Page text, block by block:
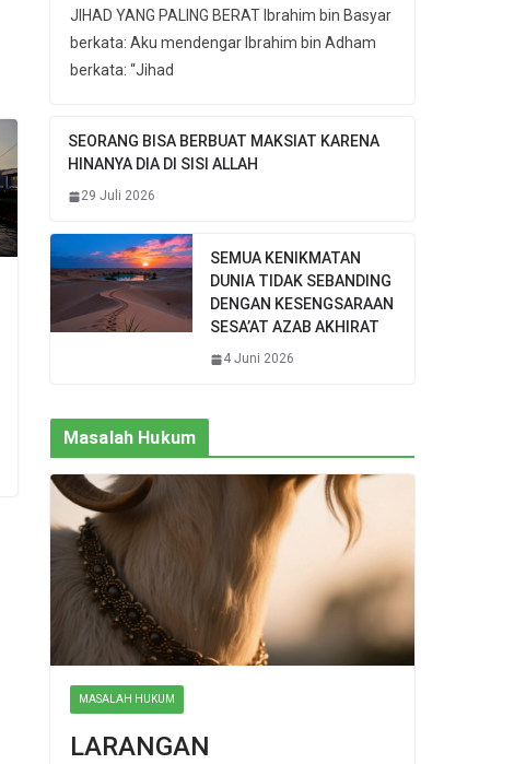
JIHAD YANG PALING BERAT Ibrahim bin Basyar
berkata: Aku mendengar Ibrahim bin Adham
berkata: “Jihad
SEORANG BISA BERBUAT MAKSIAT KARENA
HINANYA DIA DI SISI ALLAH
29 Juli 2026
SEMUA KENIKMATAN
DUNIA TIDAK SEBANDING
DENGAN KESENGSARAAN
SESA’AT AZAB AKHIRAT
4 Juni 2026
Masalah Hukum
MASALAH HUKUM
LARANGAN